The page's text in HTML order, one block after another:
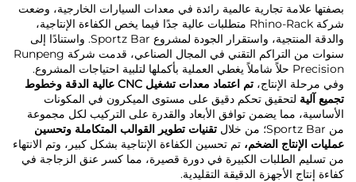
بصفتها علامة تجارية عالمية رائدة في معدات السيارات الخارجية، وضعت
شركة Rhino-Rack متطلبات عالية جدًا فيما يخص الكفاءة الإنتاجية،
والدقة المنتجية، واستقرار الجودة لمشروع Sportz Bar. واستنادًا إلى
سنوات من التراكم التقني في المجال الصناعي، قدمت شركة Runpeng
Precision حلاً شاملاً يغطي العملية بأكملها لتلبية احتياجات المشروع.
وفي مرحلة الإنتاج،
تم اعتماد معدات تشغيل CNC عالية الدقة وخطوط
تجميع آليةلتحقيق تحكم دقيق على مستوى الميكرون في المكونات
الأساسية، مما يضمن توافق الأبعاد والقدرة على التركيب لكل مجموعة
من Sportz Bar؛ من خلال
تقنيات تطوير القوالب المتكاملة وتحسين
عمليات الإنتاج الضخم،تم تحسين الكفاءة الإنتاجية بشكل كبير، وتم الانتهاء
من تسليم الطلبات الكبيرة في دورة قصيرة، مما كسر عنق الزجاجة في
كفاءة إنتاج الأجهزة الدقيقة التقليدية.